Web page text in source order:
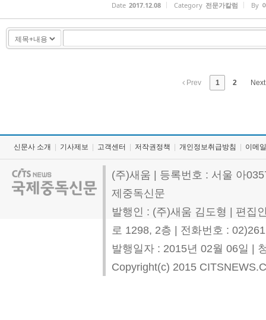
Date 2017.12.08 Category 전문가칼럼 By
Prev 1 2
신문사 소개 기사제보 고객센터 저작권정책 개인정보취급방침 이메
(주)새움 | 등록번호 : 서울 아
제중독신문
발행인 : (주)새움 김도형 | 편집
로 1298, 2층 | 전화번호 :
발행일자 : 2015년 02월 06일 |
Copyright(c) 2015